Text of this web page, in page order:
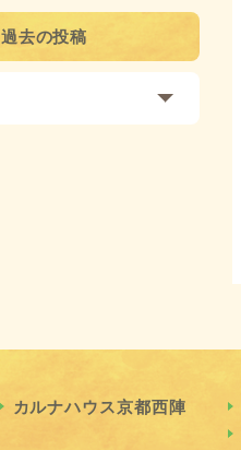
過去の投稿
カルナハウス京都西陣